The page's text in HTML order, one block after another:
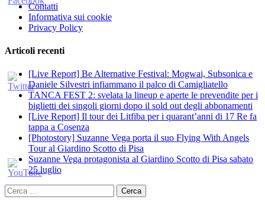
Contatti
Informativa sui cookie
Privacy Policy
Articoli recenti
[Live Report] Be Alternative Festival: Mogwai, Subsonica e
Daniele Silvestri infiammano il palco di Camigliatello
TANCA FEST 2: svelata la lineup e aperte le prevendite per i
biglietti dei singoli giorni dopo il sold out degli abbonamenti
[Live Report] Il tour dei Litfiba per i quarant’anni di 17 Re fa
tappa a Cosenza
[Photostory] Suzanne Vega porta il suo Flying With Angels
Tour al Giardino Scotto di Pisa
Suzanne Vega protagonista al Giardino Scotto di Pisa sabato
25 luglio
Ricerca
per: